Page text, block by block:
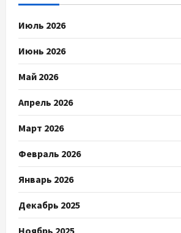
Июль 2026
Июнь 2026
Май 2026
Апрель 2026
Март 2026
Февраль 2026
Январь 2026
Декабрь 2025
Ноябрь 2025